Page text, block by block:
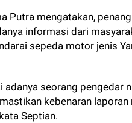
Putra mengatakan,
informasi dari
sepeda motor jenis
seorang pengedar
kebenaran laporan
Septian.